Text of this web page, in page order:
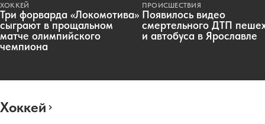
ХОККЕЙ
Три форварда «Локомотива»
сыграют в прощальном
матче олимпийского
чемпиона
ПРОИСШЕСТВИЯ
Появилось видео
смертельного ДТП
и автобуса в Ярославле
Хоккей